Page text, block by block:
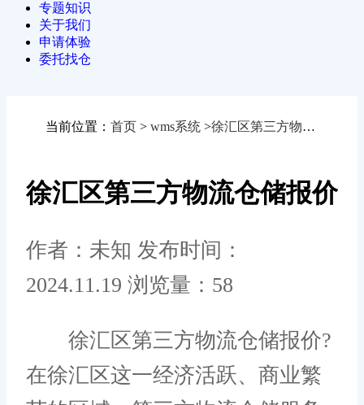
专题知识
关于我们
申请体验
委托找仓
当前位置： 首页 > wms系统 >徐汇区第三方物流仓储报价
徐汇区第三方物流仓储报价
作者：未知 发布时间：
2024.11.19 浏览量：58
徐汇区第三方物流仓储报价?
在徐汇区这一经济活跃、商业繁